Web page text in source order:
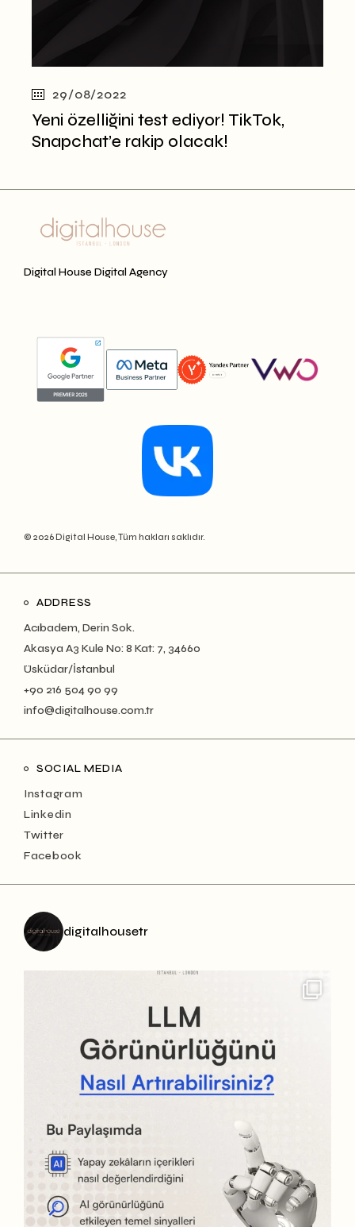
29/08/2022
Yeni özelliğini test ediyor! TikTok,
Snapchat’e rakip olacak!
Digital House Digital Agency
© 2026 Digital House, Tüm hakları saklıdır.
ADDRESS
Acıbadem, Derin Sok.
Akasya A3 Kule No: 8 Kat: 7, 34660
Üsküdar/İstanbul
+90 216 504 90 99
info@digitalhouse.com.tr
SOCIAL MEDIA
Instagram
Linkedin
Twitter
Facebook
digitalhousetr